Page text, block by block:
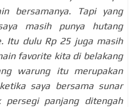
bersamanya. Tapi yang
masih punya hutang
Itu dulu Rp 25 juga masih
favorite kita di belakang
warung itu merupakan
saya bersama sunar
persegi panjang ditengah